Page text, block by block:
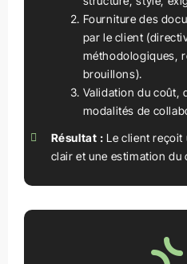
Fourniture des
par le client
méthodologiques,
brouillons).
Validation du coût,
modalités de
Résultat : Le client reçoit
clair et une estimation du